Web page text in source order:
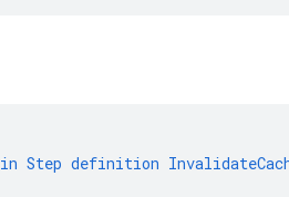
in Step definition